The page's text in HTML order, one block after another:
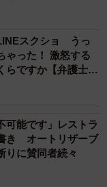
人1台スマホにな
しいでしょう。
ートフォンにセキ
制限やフィルタ
に課金についても
課金ができる状
することをオス
スクショ うっ
ゃった！ 激怒する
ですか【弁護士が
可能です」レストラ
き オートリザーブ
りに賛同者続々